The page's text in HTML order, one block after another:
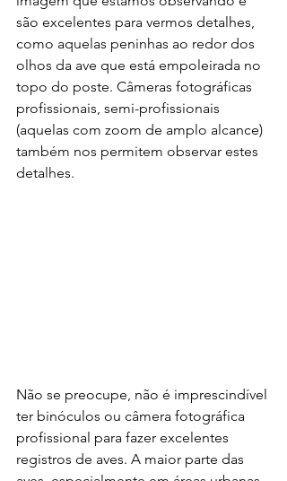
são excelentes para vermos detalhes,
como aquelas peninhas ao redor dos
olhos da ave que está empoleirada no
topo do poste. Câmeras fotográficas
profissionais, semi-profissionais
(aquelas com zoom de amplo alcance)
também nos permitem observar estes
detalhes.
Não se preocupe, não é imprescindível
ter binóculos ou câmera fotográfica
profissional para fazer excelentes
registros de aves. A maior parte das